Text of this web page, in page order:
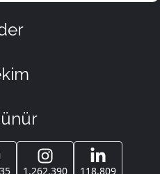
1.262.390 118.809